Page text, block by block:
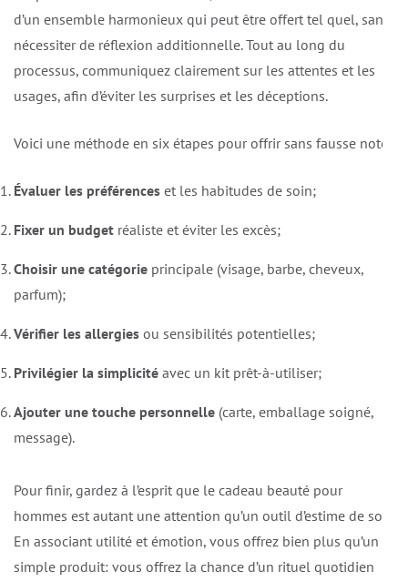
d’un ensemble harmonieux qui peut être offert tel quel, sans
nécessiter de réflexion additionnelle. Tout au long du
processus, communiquez clairement sur les attentes et les
usages, afin d’éviter les surprises et les déceptions.
Voici une méthode en six étapes pour offrir sans fausse note:
Évaluer les préférences et les habitudes de soin;
Fixer un budget réaliste et éviter les excès;
Choisir une catégorie principale (visage, barbe, cheveux,
parfum);
Vérifier les allergies ou sensibilités potentielles;
Privilégier la simplicité avec un kit prêt-à-utiliser;
Ajouter une touche personnelle (carte, emballage soigné,
message).
Pour finir, gardez à l’esprit que le cadeau beauté pour
hommes est autant une attention qu’un outil d’estime de soi.
En associant utilité et émotion, vous offrez bien plus qu’un
simple produit: vous offrez la chance d’un rituel quotidien